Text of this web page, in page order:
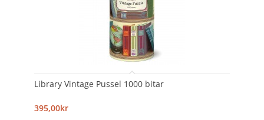
Library Vintage Pussel 1000 bitar
395,00kr